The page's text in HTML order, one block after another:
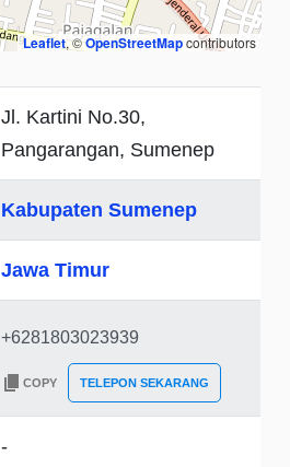
Leaflet, ©OpenStreetMapcontributors
Jl. Kartini No.30,
Pangarangan, Sumenep
Kabupaten Sumenep
Jawa Timur
COPY TELEPON SEKARANG
-